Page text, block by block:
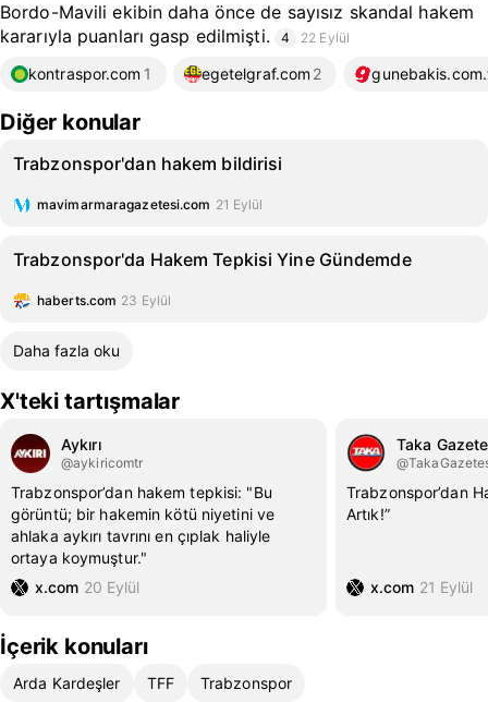
Bordo-Mavili ekibin daha önce de sayısız skandal hakem
kararıyla puanları gasp edilmişti.
4 22 Eylül
kontraspor.com 1 egetelgraf.com 2
Diğer konular
Trabzonspor'dan hakem bildirisi
mavimarmaragazetesi.com 21 Eylül
Trabzonspor'da Hakem Tepkisi Yine Gündemde
haberts.com 23 Eylül
Daha fazla oku
X'teki tartışmalar
Aykırı
@aykiricomtr
Trabzonspor’dan hakem tepkisi: "Bu
görüntü; bir hakemin kötü niyetini ve
ahlaka aykırı tavrını en çıplak haliyle
ortaya koymuştur."
x.com 20 Eylül
Taka
Trabzonspor’dan
Artık!”
x.com 21 Eylül
İçerik konuları
Arda Kardeşler TFF Trabzonspor